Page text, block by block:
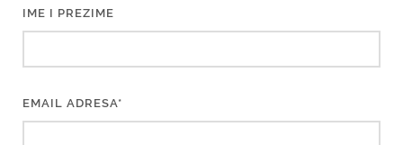
IME I PREZIME
EMAIL ADRESA*